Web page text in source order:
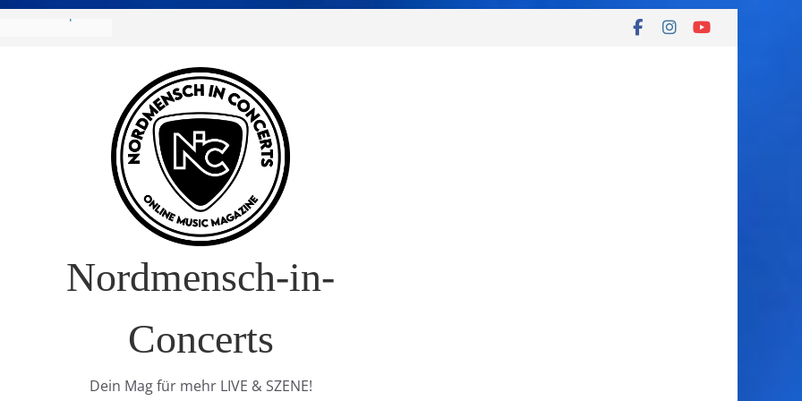
Europa-Tournee
Nordmensch-in-
Concerts
Dein Mag für mehr LIVE & SZENE!